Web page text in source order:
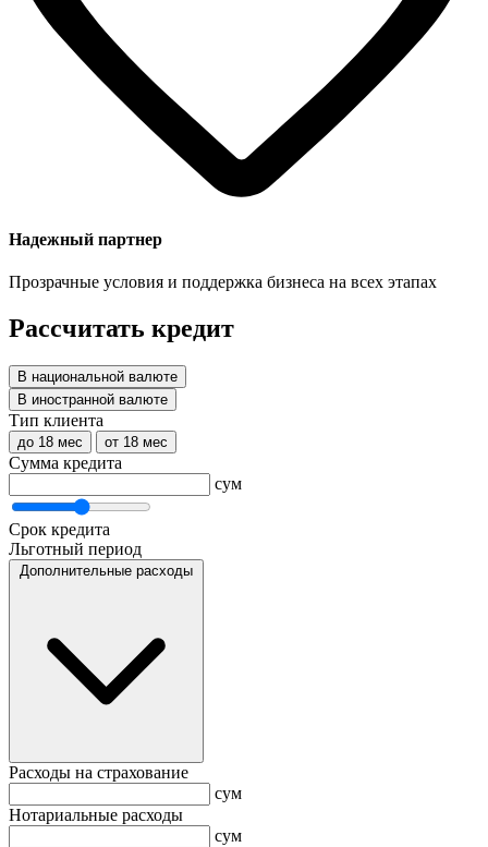
Надежный партнер
Прозрачные условия и поддержка бизнеса на всех этапах
Рассчитать кредит
В национальной валюте
В иностранной валюте
Тип клиента
до 18 мес от 18 мес
Сумма кредита
сум
Срок кредита
Льготный период
Дополнительные расходы
Расходы на страхование
сум
Нотариальные расходы
сум